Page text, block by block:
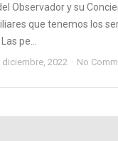
Observador y su
que tenemos los
pe...
diciembre, 2022 No